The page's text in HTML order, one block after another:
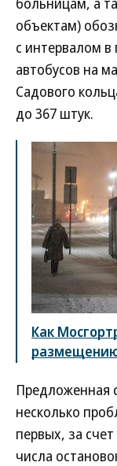
объектам)
с интервалом
автобусов на
Садового
до 367 штук.
Как
Предложенная
несколько
первых, за
числа